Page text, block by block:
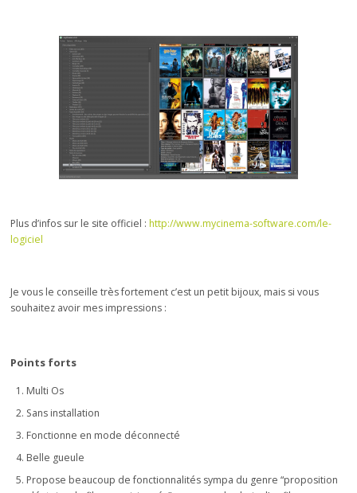
Plus d’infos sur le site officiel :http://www.mycinema-software.com/le-
logiciel
Je vous le conseille très fortement c’est un petit bijoux, mais si vous
souhaitez avoir mes impressions :
Points forts
Multi Os
Sans installation
Fonctionne en mode déconnecté
Belle gueule
Propose beaucoup de fonctionnalités sympa du genre “proposition